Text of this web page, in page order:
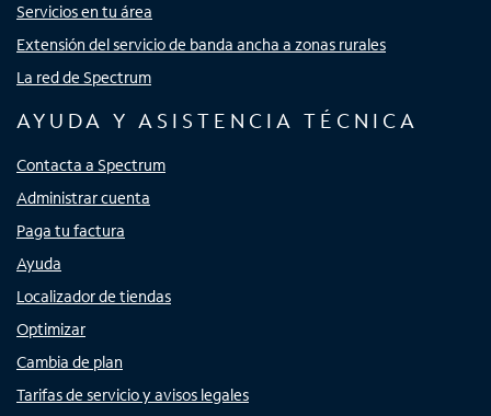
Servicios en tu área
Extensión del servicio de banda ancha a zonas rurales
La red de Spectrum
AYUDA Y ASISTENCIA TÉCNICA
Contacta a Spectrum
Administrar cuenta
Paga tu factura
Ayuda
Localizador de tiendas
Optimizar
Cambia de plan
Tarifas de servicio y avisos legales